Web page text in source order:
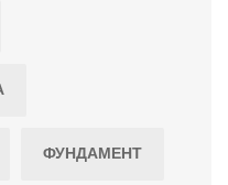
ФУНДАМЕНТ